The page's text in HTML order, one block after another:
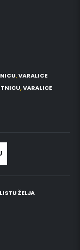
,VARALICE
,VARALICE
ŽELJA